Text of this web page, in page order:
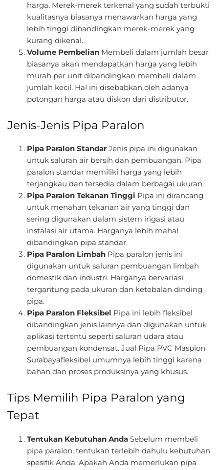
harga. Merek-merek terkenal yang sudah terbukti
kualitasnya biasanya menawarkan harga yang
lebih tinggi dibandingkan merek-merek yang
kurang dikenal.
Volume Pembelian Membeli dalam jumlah besar
biasanya akan mendapatkan harga yang lebih
murah per unit dibandingkan membeli dalam
jumlah kecil. Hal ini disebabkan oleh adanya
potongan harga atau diskon dari distributor.
Jenis-Jenis Pipa Paralon
Pipa Paralon Standar Jenis pipa ini digunakan
untuk saluran air bersih dan pembuangan. Pipa
paralon standar memiliki harga yang lebih
terjangkau dan tersedia dalam berbagai ukuran.
Pipa Paralon Tekanan Tinggi Pipa ini dirancang
untuk menahan tekanan air yang tinggi dan
sering digunakan dalam sistem irigasi atau
instalasi air utama. Harganya lebih mahal
dibandingkan pipa standar.
Pipa Paralon Limbah Pipa paralon jenis ini
digunakan untuk saluran pembuangan limbah
domestik dan industri. Harganya bervariasi
tergantung pada ukuran dan ketebalan dinding
pipa.
Pipa Paralon Fleksibel Pipa ini lebih fleksibel
dibandingkan jenis lainnya dan digunakan untuk
aplikasi tertentu seperti saluran udara atau
pembuangan kondensat. Jual Pipa PVC Maspion
Surabayafleksibel umumnya lebih tinggi karena
bahan dan proses produksinya yang khusus.
Tips Memilih Pipa Paralon yang
Tepat
Tentukan Kebutuhan Anda Sebelum membeli
pipa paralon, tentukan terlebih dahulu kebutuhan
spesifik Anda. Apakah Anda memerlukan pipa